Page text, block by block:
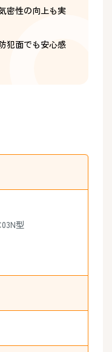
密性の向上も実
犯面でも安心感
型